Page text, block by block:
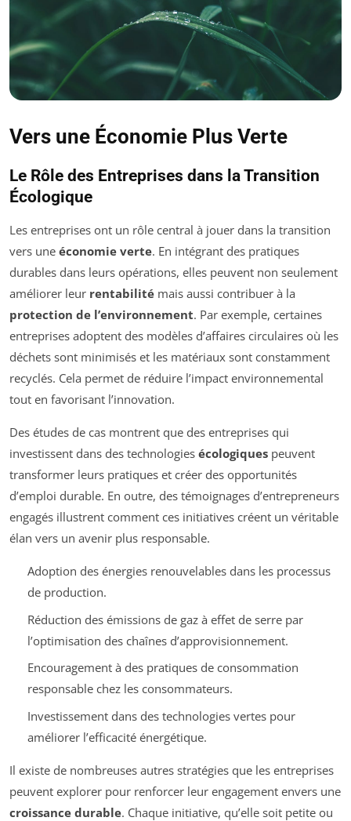
Vers une Économie Plus Verte
Le Rôle des Entreprises dans la Transition
Écologique
Les entreprises ont un rôle central à jouer dans la transition
vers une économie verte. En intégrant des pratiques
durables dans leurs opérations, elles peuvent non seulement
améliorer leur rentabilité mais aussi contribuer à la
protection de l’environnement. Par exemple, certaines
entreprises adoptent des modèles d’affaires circulaires où les
déchets sont minimisés et les matériaux sont constamment
recyclés. Cela permet de réduire l’impact environnemental
tout en favorisant l’innovation.
Des études de cas montrent que des entreprises qui
investissent dans des technologies écologiques peuvent
transformer leurs pratiques et créer des opportunités
d’emploi durable. En outre, des témoignages d’entrepreneurs
engagés illustrent comment ces initiatives créent un véritable
élan vers un avenir plus responsable.
Adoption des énergies renouvelables dans les processus
de production.
Réduction des émissions de gaz à effet de serre par
l’optimisation des chaînes d’approvisionnement.
Encouragement à des pratiques de consommation
responsable chez les consommateurs.
Investissement dans des technologies vertes pour
améliorer l’efficacité énergétique.
Il existe de nombreuses autres stratégies que les entreprises
peuvent explorer pour renforcer leur engagement envers une
croissance durable. Chaque initiative, qu’elle soit petite ou